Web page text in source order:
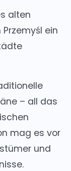
alten
ein
– all das
mag es vor
und